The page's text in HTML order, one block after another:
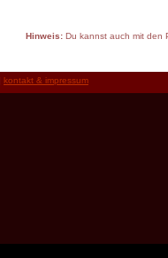
Hinweis:Du kannst auch mit den
kontakt & impressum